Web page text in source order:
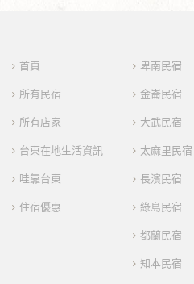
首頁
所有民宿
所有店家
台東在地生活資訊
哇靠台東
住宿優惠
卑南民宿
金崙民宿
大武民宿
太麻里民宿
長濱民宿
綠島民宿
都蘭民宿
知本民宿